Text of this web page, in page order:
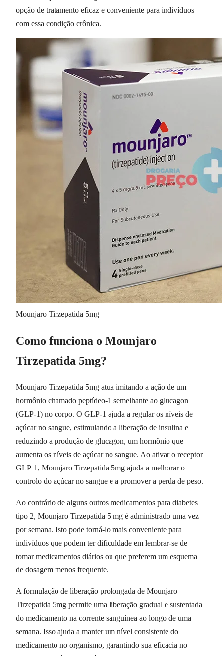
opção de tratamento eficaz e conveniente para indivíduos
com essa condição crônica.
Mounjaro Tirzepatida 5mg
Como funciona o Mounjaro
Tirzepatida 5mg?
Mounjaro Tirzepatida 5mg atua imitando a ação de um
hormônio chamado peptídeo-1 semelhante ao glucagon
(GLP-1) no corpo. O GLP-1 ajuda a regular os níveis de
açúcar no sangue, estimulando a liberação de insulina e
reduzindo a produção de glucagon, um hormônio que
aumenta os níveis de açúcar no sangue. Ao ativar o receptor
GLP-1, Mounjaro Tirzepatida 5mg ajuda a melhorar o
controlo do açúcar no sangue e a promover a perda de peso.
Ao contrário de alguns outros medicamentos para diabetes
tipo 2, Mounjaro Tirzepatida 5 mg é administrado uma vez
por semana. Isto pode torná-lo mais conveniente para
indivíduos que podem ter dificuldade em lembrar-se de
tomar medicamentos diários ou que preferem um esquema
de dosagem menos frequente.
A formulação de liberação prolongada de Mounjaro
Tirzepatida 5mg permite uma liberação gradual e sustentada
do medicamento na corrente sanguínea ao longo de uma
semana. Isso ajuda a manter um nível consistente do
medicamento no organismo, garantindo sua eficácia no